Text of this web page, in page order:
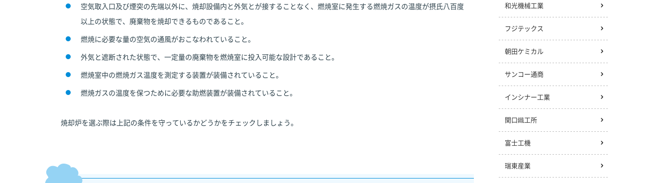
空気取入口及び煙突の先端以外に、焼却設備内と外気とが接することなく、燃焼室に発生する燃焼ガスの温度が摂氏八百度
以上の状態で、廃棄物を焼却できるものであること。
燃焼に必要な量の空気の通風がおこなわれていること。
外気と遮断された状態で、一定量の廃棄物を燃焼室に投入可能な設計であること。
燃焼室中の燃焼ガス温度を測定する装置が装備されていること。
燃焼ガスの温度を保つために必要な助燃装置が装備されていること。
焼却炉を選ぶ際は上記の条件を守っているかどうかをチェックしましょう。
和光機械工業
フジテックス
朝田ケミカル
サンコー通商
インシナー工業
関口鐵工所
富士工機
瑞東産業